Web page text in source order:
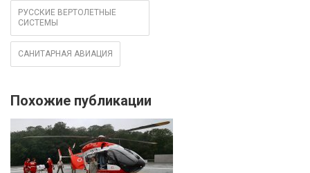
РУССКИЕ ВЕРТОЛЕТНЫЕ
СИСТЕМЫ
САНИТАРНАЯ АВИАЦИЯ
Похожие публикации